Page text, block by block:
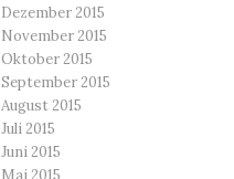
Dezember 2015
November 2015
Oktober 2015
September 2015
August 2015
Juli 2015
Juni 2015
Mai 2015